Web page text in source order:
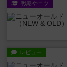
戦略やコツ
レビュー